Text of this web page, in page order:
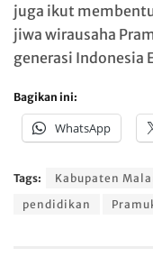
juga ikut
jiwa wirausaha
generasi Indonesia
Bagikan ini:
WhatsApp
Tags: Kabupaten
pendidikan